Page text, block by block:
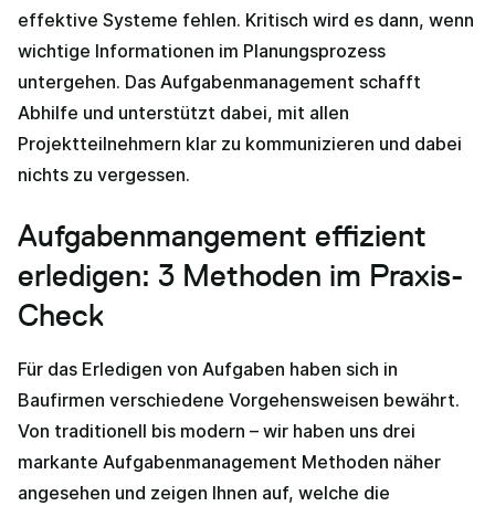
effektive Systeme fehlen. Kritisch wird es dann, wenn
wichtige Informationen im Planungsprozess
untergehen. Das Aufgabenmanagement schafft
Abhilfe und unterstützt dabei, mit allen
Projektteilnehmern klar zu kommunizieren und dabei
nichts zu vergessen.
Aufgabenmangement effizient
erledigen: 3 Methoden im Praxis-
Check
Für das Erledigen von Aufgaben haben sich in
Baufirmen verschiedene Vorgehensweisen bewährt.
Von traditionell bis modern – wir haben uns drei
markante Aufgabenmanagement Methoden näher
angesehen und zeigen Ihnen auf, welche die